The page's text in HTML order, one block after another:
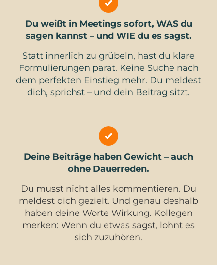
Du weißt in Meetings sofort, WAS du
sagen kannst – und WIE du es sagst.
Statt innerlich zu grübeln, hast du klare
Formulierungen parat. Keine Suche nach
dem perfekten Einstieg mehr. Du meldest
dich, sprichst – und dein Beitrag sitzt.
Deine Beiträge haben Gewicht – auch
ohne Dauerreden.
Du musst nicht alles kommentieren. Du
meldest dich gezielt. Und genau deshalb
haben deine Worte Wirkung. Kollegen
merken: Wenn du etwas sagst, lohnt es
sich zuzuhören.